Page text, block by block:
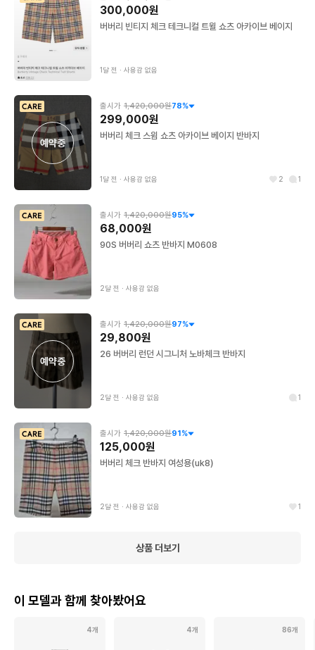
300,000원
버버리 빈티지 체크 테크니컬 트윌 쇼츠 아카이브 베이지
1달 전 ∙ 사용감 없음
예약중
출시가 1,420,000원78%
299,000원
버버리 체크 스윔 쇼츠 아카이브 베이지 반바지
1달 전 ∙ 사용감 없음 2 1
출시가 1,420,000원95%
68,000원
90S 버버리 쇼츠 반바지 M0608
2달 전 ∙ 사용감 없음
예약중
출시가 1,420,000원97%
29,800원
26 버버리 런던 시그니처 노바체크 반바지
2달 전 ∙ 사용감 없음 1
출시가 1,420,000원91%
125,000원
버버리 체크 반바지 여성용(uk8)
2달 전 ∙ 사용감 없음 1
상품 더보기
이 모델과 함께 찾아봤어요
4개 4개 86개